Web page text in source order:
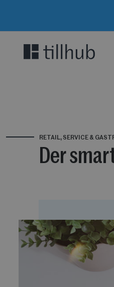
RETAIL, SERVICE &
Der